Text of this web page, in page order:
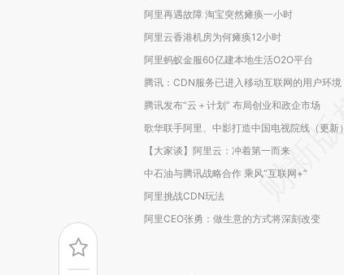
阿里再遇故障 淘宝突然瘫痪一小时
阿里云香港机房为何瘫痪12小时
阿里蚂蚁金服60亿建本地生活O2O平台
腾讯：CDN服务已进入移动互联网的用户环境
腾讯发布“云＋计划” 布局创业和政企市场
歌华联手阿里、中影打造中国电视院线（更新）
【大家谈】阿里云：冲着第一而来
中石油与腾讯战略合作 乘风“互联网+”
阿里挑战CDN玩法
阿里CEO张勇：做生意的方式将深刻改变